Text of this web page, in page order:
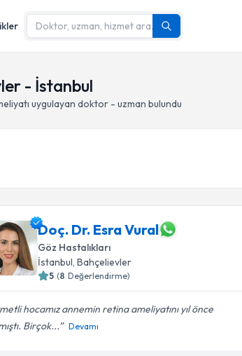
- İstanbul
uygulayan doktor - uzman bulundu
Doç. Dr. Esra Vural
Göz Hastalıkları
İstanbul, Bahçelievler
5 (8 Değerlendirme)
hocamız annemin retina ameliyatını yıl önce
Birçok...
Devamı